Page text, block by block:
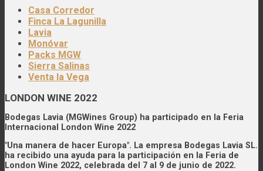
Casa Corredor
Finca La Lagunilla
Lavia
Monóvar
Packs MGW
Sierra Salinas
Venta la Vega
LONDON WINE 2022
Bodegas Lavia (MGWines Group) ha participado en la Feria
Internacional London Wine 2022
"Una manera de hacer Europa". La empresa Bodegas Lavia SL.
ha recibido una ayuda para la participación en la Feria de
London Wine 2022, celebrada del 7 al 9 de junio de 2022.